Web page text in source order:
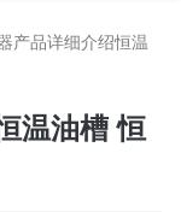
产品详细介绍恒温
温油槽 恒